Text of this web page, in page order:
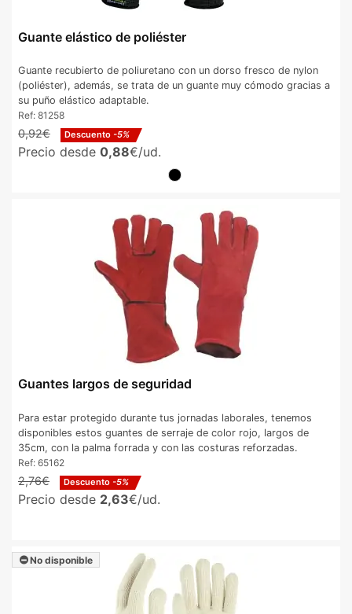
Guante elástico de poliéster
Guante recubierto de poliuretano con un dorso fresco de nylon
(poliéster), además, se trata de un guante muy cómodo gracias a
su puño elástico adaptable.
Ref: 81258
0,92€ Descuento -5%
Precio desde 0,88€/ud.
Guantes largos de seguridad
Para estar protegido durante tus jornadas laborales, tenemos
disponibles estos guantes de serraje de color rojo, largos de
35cm, con la palma forrada y con las costuras reforzadas.
Ref: 65162
2,76€ Descuento -5%
Precio desde 2,63€/ud.
No disponible